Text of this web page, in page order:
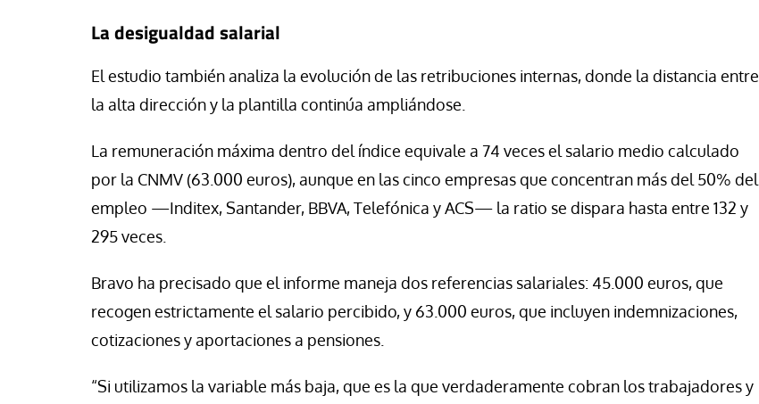
La desigualdad salarial
El estudio también analiza la evolución de las retribuciones internas, donde la distancia entre
la alta dirección y la plantilla continúa ampliándose.
La remuneración máxima dentro del índice equivale a 74 veces el salario medio calculado
por la CNMV (63.000 euros), aunque en las cinco empresas que concentran más del 50% del
empleo —Inditex, Santander, BBVA, Telefónica y ACS— la ratio se dispara hasta entre 132 y
295 veces.
Bravo ha precisado que el informe maneja dos referencias salariales: 45.000 euros, que
recogen estrictamente el salario percibido, y 63.000 euros, que incluyen indemnizaciones,
cotizaciones y aportaciones a pensiones.
“Si utilizamos la variable más baja, que es la que verdaderamente cobran los trabajadores y